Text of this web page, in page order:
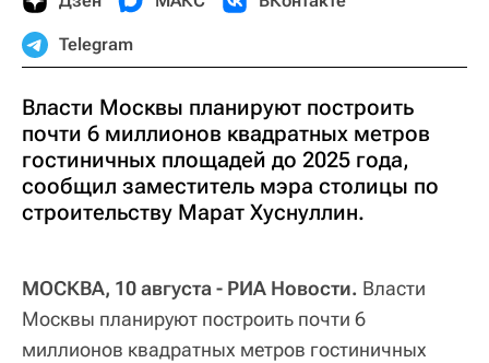
Telegram
Власти Москвы планируют построить
почти 6 миллионов квадратных метров
гостиничных площадей до 2025 года,
сообщил заместитель мэра столицы по
строительству Марат Хуснуллин.
МОСКВА, 10 августа - РИА Новости. Власти
Москвы планируют построить почти 6
миллионов квадратных метров гостиничных